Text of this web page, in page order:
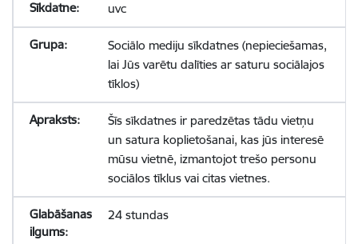
uvc
Sociālo mediju sīkdatnes (nepieciešamas,
lai Jūs varētu dalīties ar saturu sociālajos
tīklos)
Šīs sīkdatnes ir paredzētas tādu vietņu
un satura koplietošanai, kas jūs interesē
mūsu vietnē, izmantojot trešo personu
sociālos tīklus vai citas vietnes.
24 stundas